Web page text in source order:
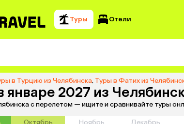
Туры Отели
в Турцию из Челябинска, Туры в Фатих из
январе 2027 из
с перелетом — ищите и сравнивайте туры
Октябрь
Ноябрь
Декабрь